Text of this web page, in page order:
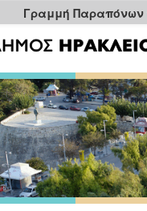
Γραμμή Παραπόνων